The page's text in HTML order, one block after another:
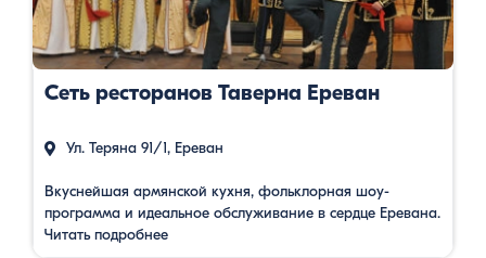
Сеть ресторанов Таверна Ереван
Ул. Теряна 91/1, Ереван
Вкуснейшая армянской кухня, фольклорная шоу-
программа и идеальное обслуживание в сердце Еревана.
Читать подробнее